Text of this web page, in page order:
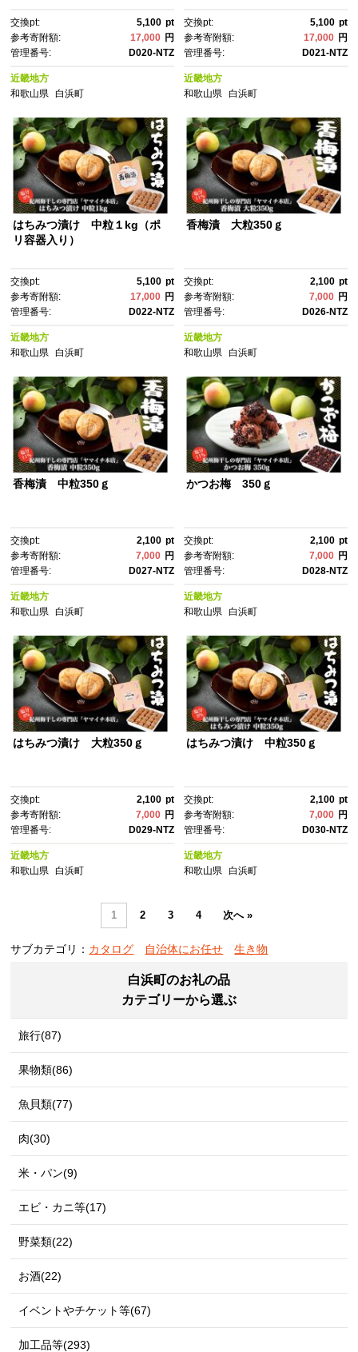
交換pt: 5,100 pt
参考寄附額:
17,000 円
管理番号:
D020-NTZ
近畿地方
和歌山県
白浜町
交換pt: 5,100 pt
参考寄附額:
17,000 円
管理番号:
D021-NTZ
近畿地方
和歌山県 白浜町
はちみつ漬け 中粒１kg（ポ
リ容器入り）
交換pt: 5,100 pt
参考寄附額:
17,000 円
管理番号:
D022-NTZ
近畿地方
和歌山県
白浜町
香梅漬 大粒350ｇ
交換pt: 2,100 pt
参考寄附額:
7,000 円
管理番号:
D026-NTZ
近畿地方
和歌山県 白浜町
香梅漬 中粒350ｇ
交換pt: 2,100 pt
参考寄附額:
7,000 円
管理番号:
D027-NTZ
近畿地方
和歌山県
白浜町
かつお梅 350ｇ
交換pt: 2,100 pt
参考寄附額:
7,000 円
管理番号:
D028-NTZ
近畿地方
和歌山県 白浜町
はちみつ漬け 大粒350ｇ
交換pt: 2,100 pt
参考寄附額:
7,000 円
管理番号:
D029-NTZ
近畿地方
和歌山県
白浜町
はちみつ漬け 中粒350ｇ
交換pt: 2,100 pt
参考寄附額:
7,000 円
管理番号:
D030-NTZ
近畿地方
和歌山県 白浜町
1 2 3 4 次へ »
サブカテゴリ： カタログ 自治体にお任せ 生き物
白浜町のお礼の品
カテゴリーから選ぶ
旅行(87)
果物類(86)
魚貝類(77)
肉(30)
米・パン(9)
エビ・カニ等(17)
野菜類(22)
お酒(22)
イベントやチケット等(67)
加工品等(293)